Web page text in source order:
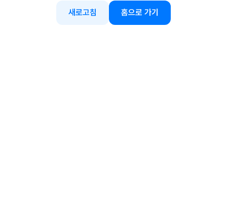
새로고침 홈으로 가기